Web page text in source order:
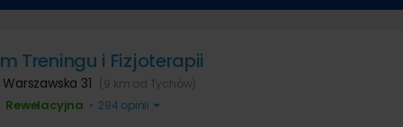
twarzy
ust kwasem
zmarszczek kwasem
prostaty
Operacje i leczenie ślinianek
kaszaka
tłuszczaka
znamienia barwnikowego
Pozostałe kategorie
Psychoterapia
Fizjoterapia
Ortopeda
Treningu i Fizjoterapii
Warszawska 31 (9 km od Tychów)
Rewelacyjna • 294 opinii